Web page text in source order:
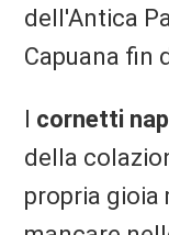
dell'Antica
Capuana fin
I cornetti
della
propria gioia